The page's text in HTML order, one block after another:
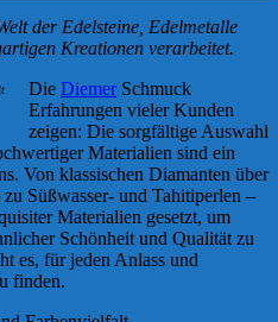
der Edelsteine, Edelmetalle
Kreationen verarbeitet.
Die Diemer Schmuck
Erfahrungen vieler Kunden
zeigen: Die sorgfältige Auswahl
Materialien sind ein
Von klassischen Diamanten über
Süßwasser- und Tahitiperlen –
Materialien gesetzt, um
Schönheit und Qualität zu
es, für jeden Anlass und
finden.